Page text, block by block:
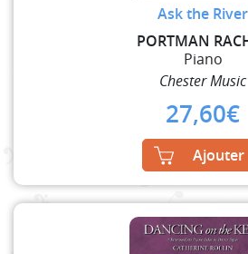
Ask the River
PORTMAN
Piano
Chester Music
27,60€
Ajouter